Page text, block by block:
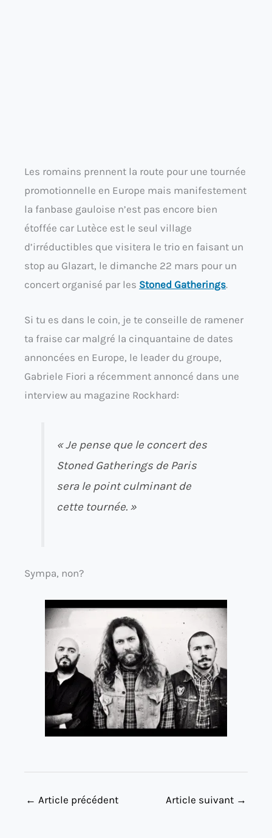
Les romains prennent la route pour une tournée
promotionnelle en Europe mais manifestement
la fanbase gauloise n’est pas encore bien
étoffée car Lutèce est le seul village
d’irréductibles que visitera le trio en faisant un
stop au Glazart, le dimanche 22 mars pour un
concert organisé par les Stoned Gatherings.
Si tu es dans le coin, je te conseille de ramener
ta fraise car malgré la cinquantaine de dates
annoncées en Europe, le leader du groupe,
Gabriele Fiori a récemment annoncé dans une
interview au magazine Rockhard:
« Je pense que le concert des
Stoned Gatherings de Paris
sera le point culminant de
cette tournée. »
Sympa, non?
← Article précédent Article suivant →